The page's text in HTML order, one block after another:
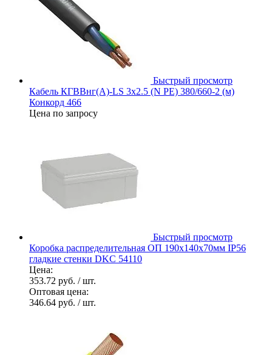
Быстрый просмотр
Кабель КГВВнг(А)-LS 3х2.5 (N PE) 380/660-2 (м)
Конкорд 466
Цена по запросу
Быстрый просмотр
Коробка распределительная ОП 190х140х70мм IP56
гладкие стенки DKC 54110
Цена:
353.72 руб. / шт.
Оптовая цена:
346.64 руб. / шт.